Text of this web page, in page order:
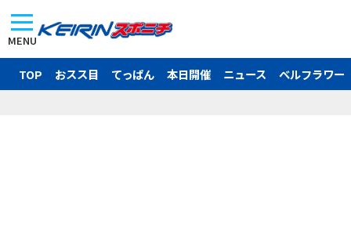
MENU
TOP おスス目 てっぱん 本日開催 ニュース ベルフラワー